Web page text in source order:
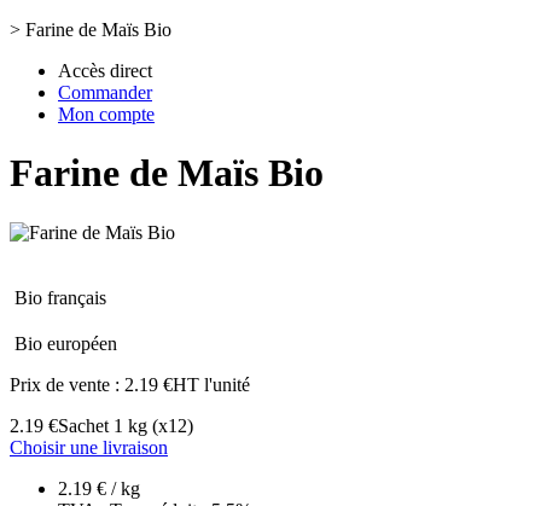
> Farine de Maïs Bio
Accès direct
Commander
Mon compte
Farine de Maïs Bio
Bio français
Bio européen
Prix de vente : 2.19 €HT l'unité
2.19 €Sachet 1 kg (x12)
Choisir une livraison
2.19 € / kg